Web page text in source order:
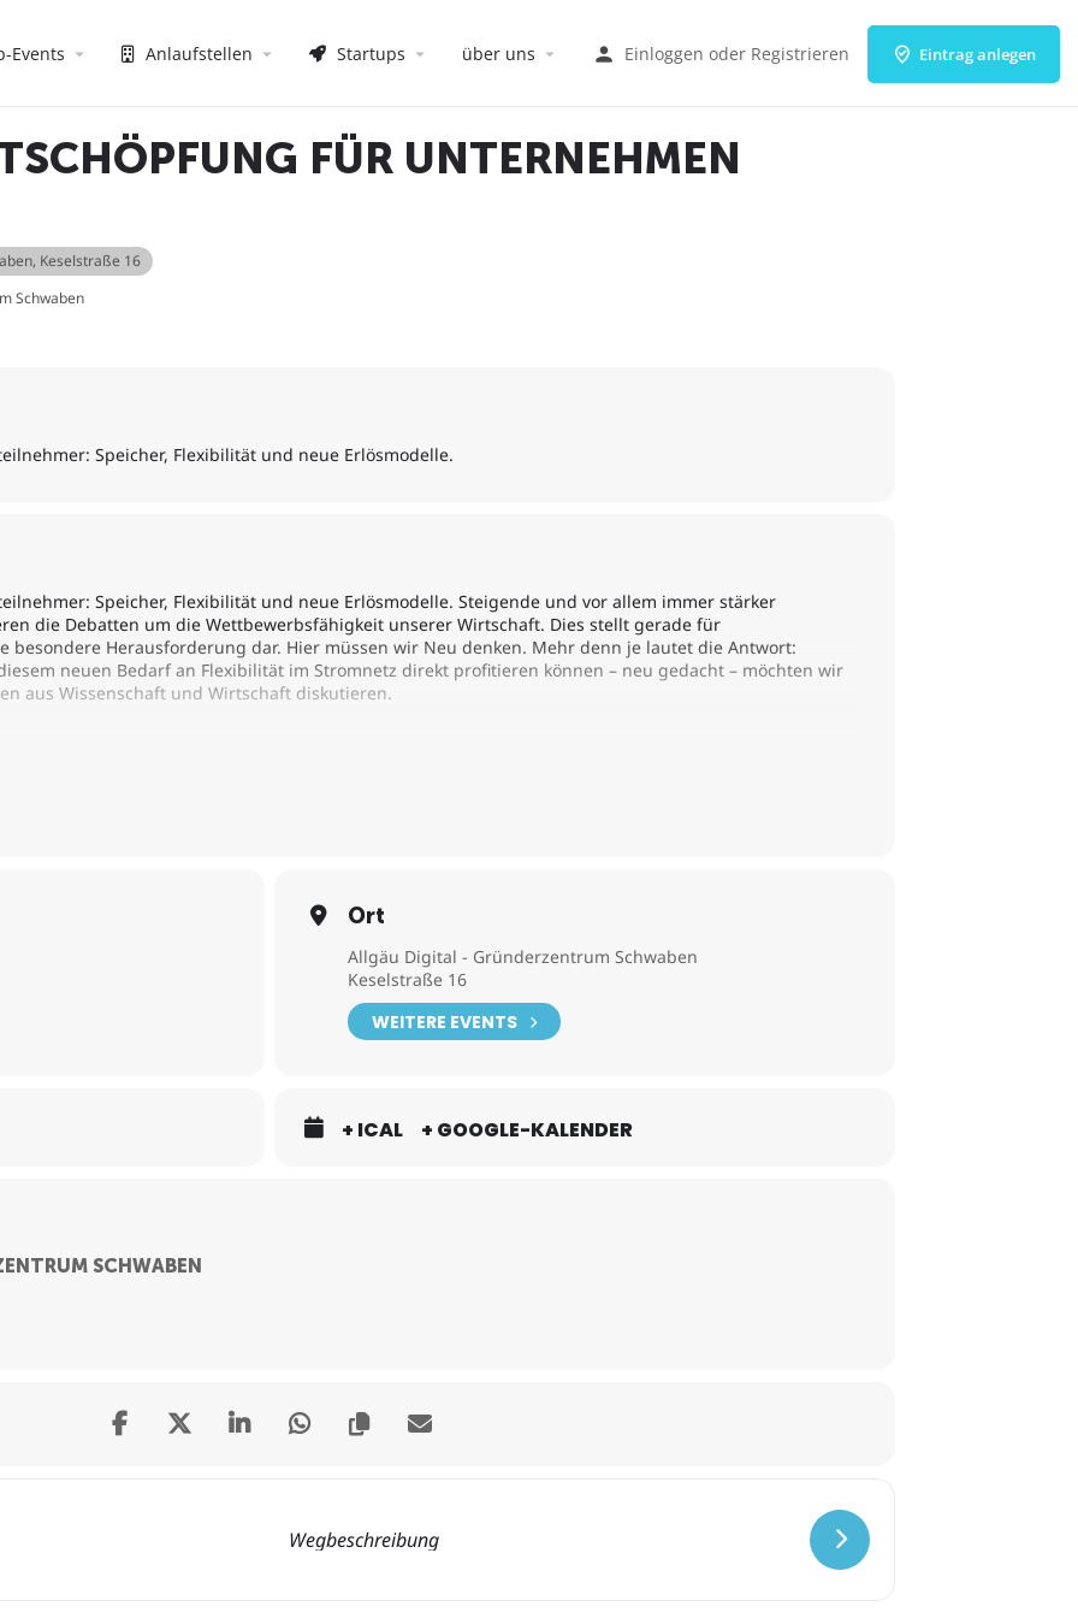
Events Anlaufstellen Startups über uns Einloggen oder Registrieren Eintrag anlegen
FÜR UNTERNEHMEN
, Keselstraße 16
Schwaben
Speicher, Flexibilität und neue Erlösmodelle.
Speicher, Flexibilität und neue Erlösmodelle. Steigende und vor allem immer stärker
die Debatten um die Wettbewerbsfähigkeit unserer Wirtschaft. Dies stellt gerade für
besondere Herausforderung dar. Hier müssen wir Neu denken. Mehr denn je lautet die Antwort:
neuen Bedarf an Flexibilität im Stromnetz direkt profitieren können – neu gedacht – möchten wir
aus Wissenschaft und Wirtschaft diskutieren.
von utilize
Prof. Martin Steyer
– Matthias Dilthey ESFORIN
Ort
Allgäu Digital - Gründerzentrum Schwaben
Keselstraße 16
WEITERE EVENTS
+ ICAL + GOOGLE-KALENDER
SCHWABEN